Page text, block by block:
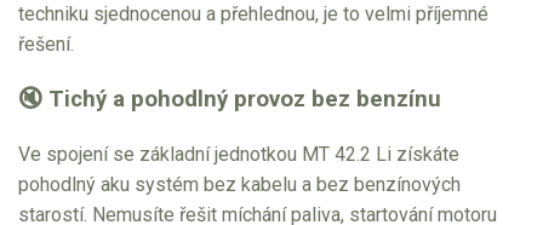
techniku sjednocenou a přehlednou, je to velmi příjemné
řešení.
🔇 Tichý a pohodlný provoz bez benzínu
Ve spojení se základní jednotkou MT 42.2 Li získáte
pohodlný aku systém bez kabelu a bez benzínových
starostí. Nemusíte řešit míchání paliva, startování motoru